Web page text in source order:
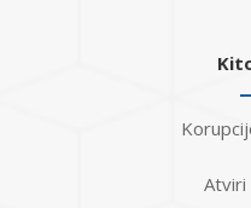
Atviri